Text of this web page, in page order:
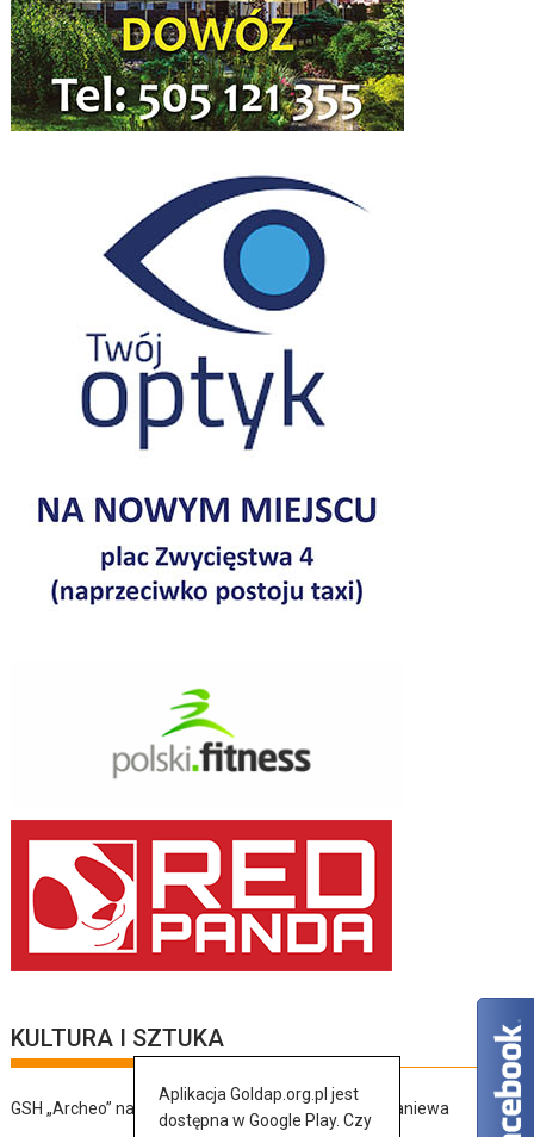
KULTURA I SZTUKA
GSH „Archeo” na jubileuszu bratniej organizacji z Braniewa
Aplikacja Goldap.org.pl jest
dostępna w Google Play. Czy